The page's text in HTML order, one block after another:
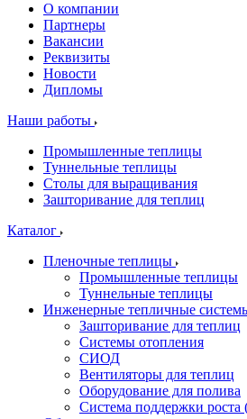
О компании
Партнеры
Вакансии
Реквизиты
Новости
Дипломы
Наши работы
Промышленные теплицы
Туннельные теплицы
Столы для выращивания
Зашторивание для теплиц
Каталог
Пленочные теплицы
Промышленные теплицы
Туннельные теплицы
Инженерные тепличные
Зашторивание для теплиц
Системы отопления
СИОД
Вентиляторы для теплиц
Оборудование для полива
Система поддержки